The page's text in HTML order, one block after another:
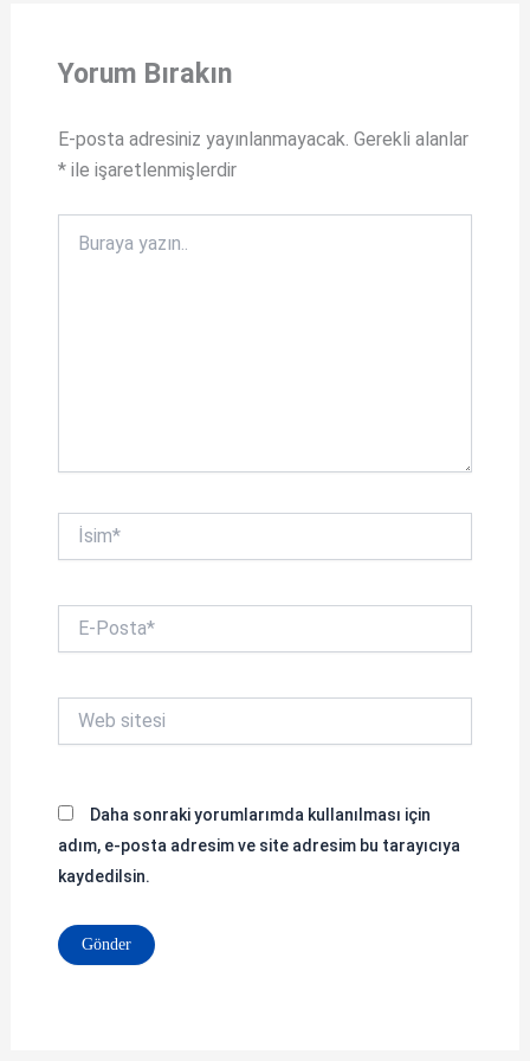
e
o
o
k
Yorum Bırakın
E-posta adresiniz yayınlanmayacak. Gerekli alanlar
*ile işaretlenmişlerdir
yazın..
İsim*
Posta*
sitesi
Daha sonraki yorumlarımda kullanılması için
adım, e-posta adresim ve site adresim bu tarayıcıya
kaydedilsin.